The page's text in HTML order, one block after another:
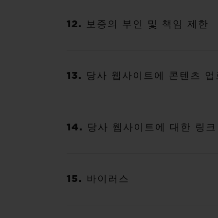
12. 보증의 부인 및 책임 제한
13. 당사 웹사이트에 콘텐츠 업
14. 당사 웹사이트에 대한 링크
15. 바이러스